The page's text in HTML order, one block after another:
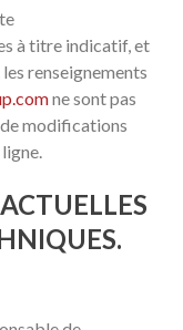
à titre indicatif, et
renseignements
ne sont pas
modifications